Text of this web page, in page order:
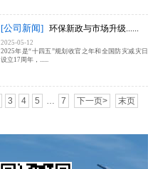
[公司新闻] 环保新政与市场升级......
2025-05-12
2025年是“十四五”规划收官之年和全国防灾减灾日
设立17周年，......
3 4 5 … 7 下一页> 末页